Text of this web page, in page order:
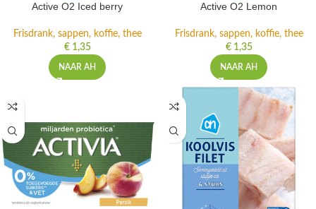
Active O2 Iced berry
Frisdrank, sappen, koffie, thee
€1,35
NAAR AH
Active O2 Lemon
Frisdrank, sappen, koffie, thee
€1,35
NAAR AH